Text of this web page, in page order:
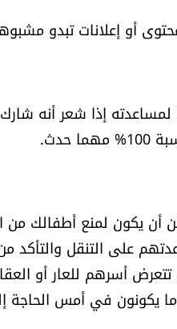
إذا شعر أنه
أن يكون لمنع أطفالك من
على التنقل والتأكد
أسرهم للعار أو
يكونون في أمس الحاجة